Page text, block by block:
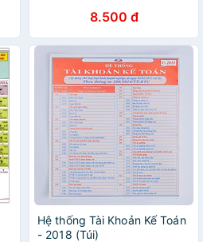
8.500 đ
Hệ thống Tài Khoản Kế Toán
- 2018 (Túi)